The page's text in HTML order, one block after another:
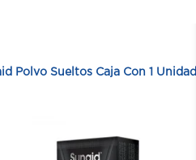
Polvo Sueltos Caja Con 1 Unidad